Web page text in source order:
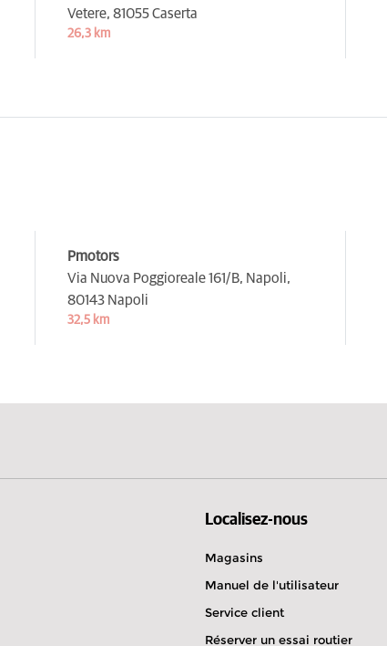
Vetere, 81055 Caserta
26,3 km
Pmotors
Via Nuova Poggioreale 161/B, Napoli,
80143 Napoli
32,5 km
Localisez-nous
Magasins
Manuel de l'utilisateur
Service client
Réserver un essai routier